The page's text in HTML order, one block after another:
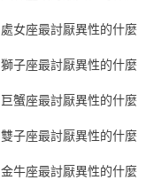
處女座最討厭異性的什麼
獅子座最討厭異性的什麼
巨蟹座最討厭異性的什麼
雙子座最討厭異性的什麼
金牛座最討厭異性的什麼